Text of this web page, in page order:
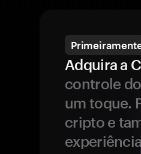
Adquira a
controle
um toque.
cripto e